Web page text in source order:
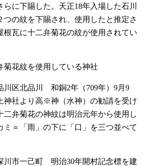
に下賜した。天正18年入場した石川
つの紋を下賜され、使用したと推定さ
根瓦に十二弁菊花の紋が使用されてい
花紋を使用している神社
区北品川
和銅2年（709年）9月9
神社より高※神（水神）の勧請を受け
二弁菊花の神紋は明治元年から使用し
「雨」の下に「口」を三つ並べて
市一己町 明治30年開村記念標を建